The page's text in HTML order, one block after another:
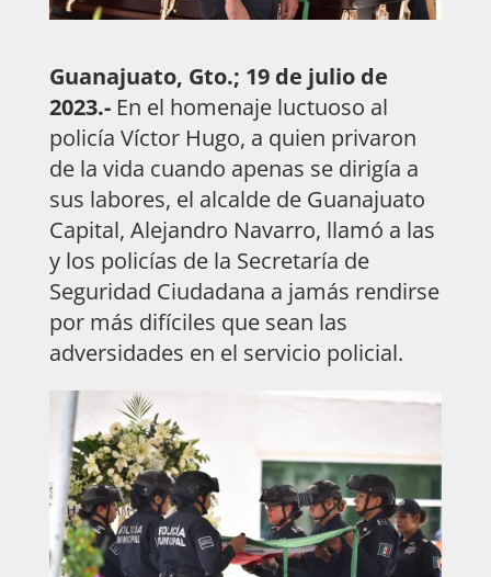
Guanajuato, Gto.; 19 de julio de
2023.-En el homenaje luctuoso al
policía Víctor Hugo, a quien privaron
de la vida cuando apenas se dirigía a
sus labores, el alcalde de Guanajuato
Capital, Alejandro Navarro, llamó a las
y los policías de la Secretaría de
Seguridad Ciudadana a jamás rendirse
por más difíciles que sean las
adversidades en el servicio policial.